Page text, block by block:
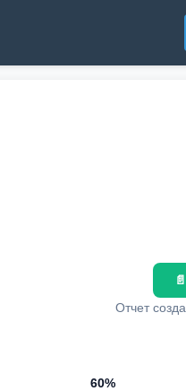
60%
Отчет